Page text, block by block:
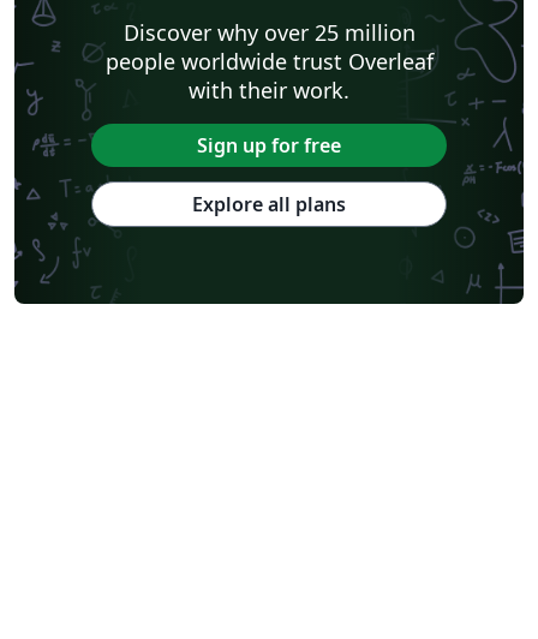
Discover why over 25 million
people worldwide trust Overleaf
with their work.
Sign up for free
Explore all plans